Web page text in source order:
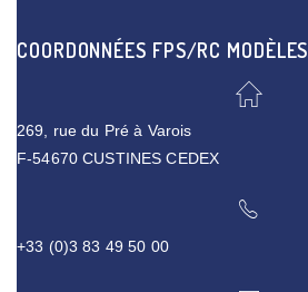
COORDONNÉES FPS/RC MODÈLES
269, rue du Pré à Varois
F-54670 CUSTINES CEDEX
+33 (0)3 83 49 50 00